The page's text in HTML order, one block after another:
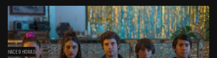
HACE 9 HORAS